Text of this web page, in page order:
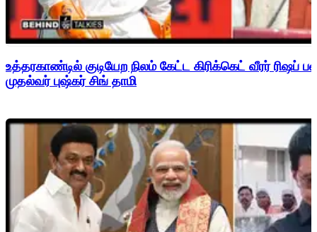
உத்தரகாண்டில் குடியேற நிலம் கேட்ட கிரிக்கெட் வீரர்
முதல்வர் புஷ்கர் சிங் தாமி